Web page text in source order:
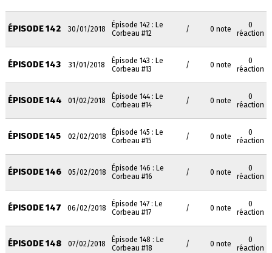
ÉPISODE 142 30/01/2018
Épisode 142 : Le
Corbeau #12
/ 0 note
0
réaction
ÉPISODE 143 31/01/2018
Épisode 143 : Le
Corbeau #13
/ 0 note
0
réaction
ÉPISODE 144 01/02/2018
Épisode 144 : Le
Corbeau #14
/ 0 note
0
réaction
ÉPISODE 145 02/02/2018
Épisode 145 : Le
Corbeau #15
/ 0 note
0
réaction
ÉPISODE 146 05/02/2018
Épisode 146 : Le
Corbeau #16
/ 0 note
0
réaction
ÉPISODE 147 06/02/2018
Épisode 147 : Le
Corbeau #17
/ 0 note
0
réaction
ÉPISODE 148 07/02/2018
Épisode 148 : Le
Corbeau #18
/ 0 note
0
réaction